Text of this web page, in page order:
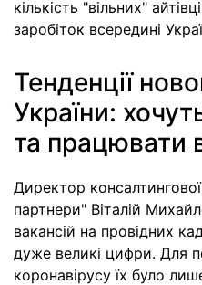
кількість "вільних"
заробіток всередині
Тенденції
України:
та працювати
Директор
партнери" Віталій
вакансій на провідних
дуже великі цифри. Для
коронавірусу їх було